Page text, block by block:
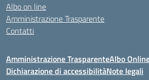
Albo on line
Amministrazione Trasparente
Contatti
Amministrazione TrasparenteAlbo
Dichiarazione di accessibilitàNote legali